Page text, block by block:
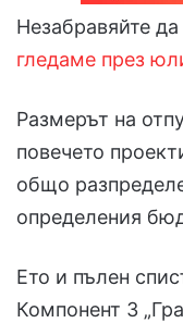
Незабравяйте
гледаме през
Размерът на
повечето
общо
определения
Ето и пълен
Компонент 3